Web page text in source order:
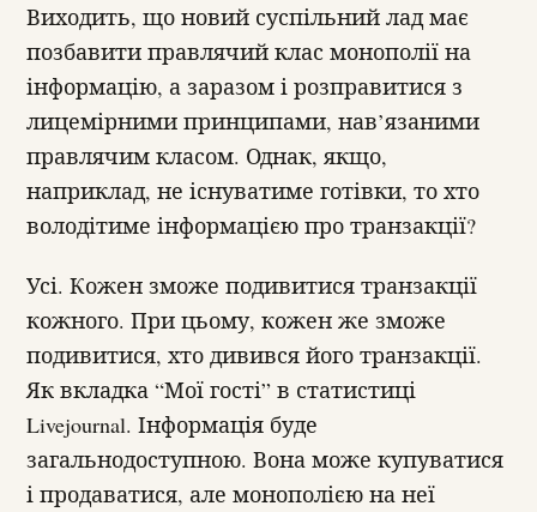
Виходить, що новий суспільний лад має
позбавити правлячий клас монополії на
інформацію, а заразом і розправитися з
лицемірними принципами, нав’язаними
правлячим класом. Однак, якщо,
наприклад, не існуватиме готівки, то хто
володітиме інформацією про транзакції?
Усі. Кожен зможе подивитися транзакції
кожного. При цьому, кожен же зможе
подивитися, хто дивився його транзакції.
Як вкладка “Мої гості” в статистиці
Livejournal. Інформація буде
загальнодоступною. Вона може купуватися
і продаватися, але монополією на неї